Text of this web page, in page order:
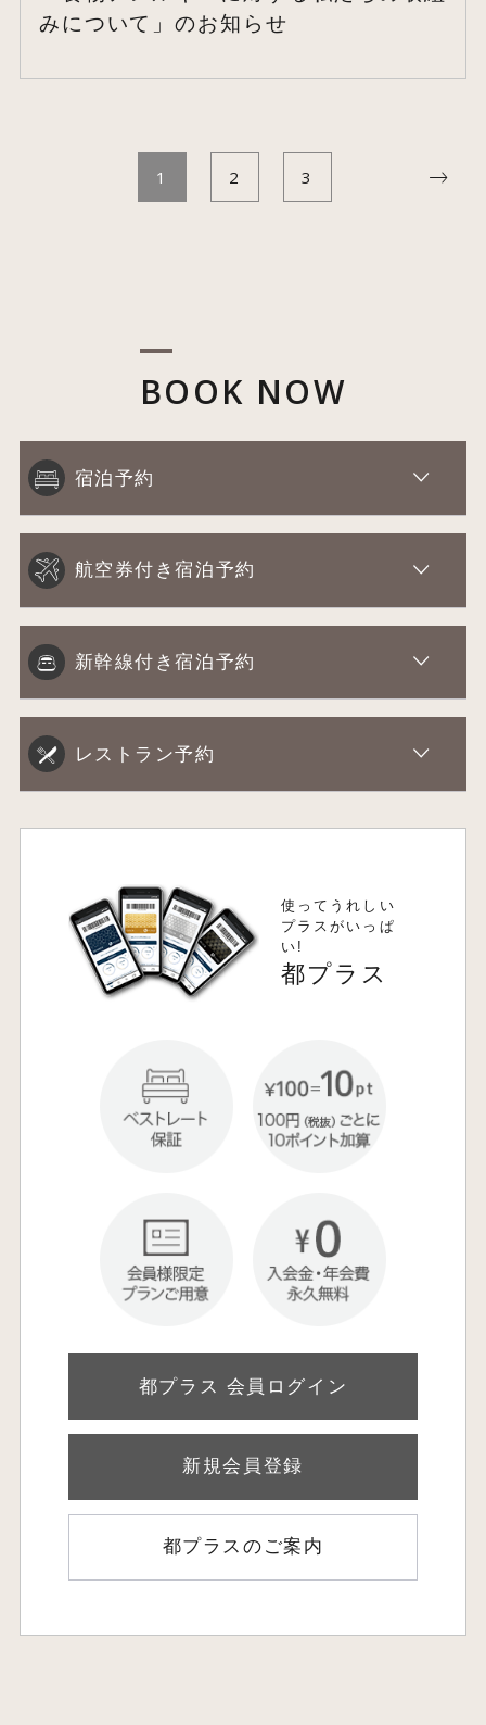
みについて」のお知らせ
1 2 3
BOOK NOW
宿泊予約
航空券付き宿泊予約
新幹線付き宿泊予約
レストラン予約
使ってうれしい
プラスがいっぱ
い!
都プラス
都プラス 会員ログイン
新規会員登録
都プラスのご案内